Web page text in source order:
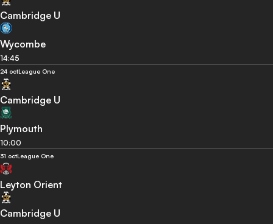
Cambridge U
Wycombe
14:45
24 octLeague One
Cambridge U
Plymouth
10:00
31 octLeague One
Leyton Orient
Cambridge U